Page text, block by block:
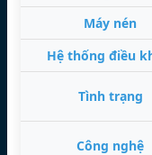
Máy nén
Hệ thống điều
Tình trạng
Công nghệ